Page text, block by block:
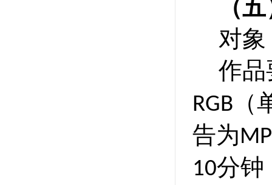
（
对
作品
RGB
告为
10分钟